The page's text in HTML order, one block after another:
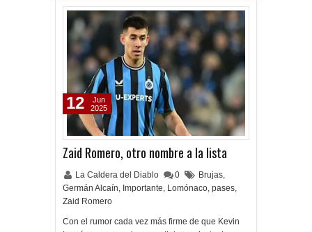
Zaid Romero, otro nombre a la lista
La Caldera del Diablo 0 Brujas,
Germán Alcaín, Importante, Lomónaco, pases,
Zaid Romero
Con el rumor cada vez más firme de que Kevin
12
Jun
2025